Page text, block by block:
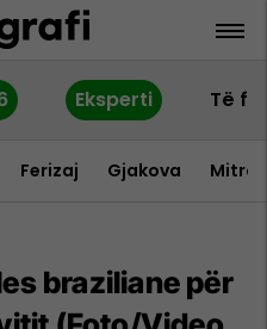
Eksperti Të
Ferizaj Gjakova
braziliane për